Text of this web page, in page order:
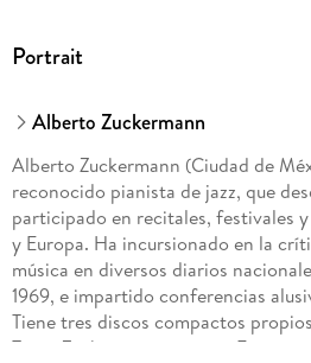
Portrait
Alberto Zuckermann
Alberto Zuckermann (Ciudad de
reconocido pianista de jazz, que
participado en recitales, festivales
y Europa. Ha incursionado en la
música en diversos diarios
1969, e impartido conferencias
Tiene tres discos compactos
Trío y Zuckermann en vivo. Es autor